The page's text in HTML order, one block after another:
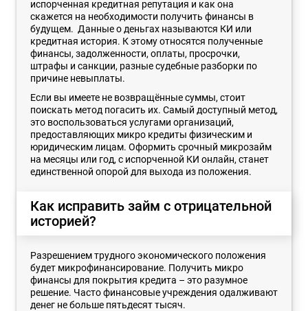
испорченная кредитная репутация и как она
скажется на необходимости получить финансы в
будущем. Данные о деньгах называются КИ или
кредитная история. К этому относятся полученные
финансы, задолженности, оплаты, просрочки,
штрафы и санкции, разные судебные разборки по
причине невыплаты.
Если вы имеете не возвращённые суммы, стоит
поискать метод погасить их. Самый доступный метод,
это воспользоваться услугами организаций,
предоставляющих микро кредиты физическим и
юридическим лицам. Оформить срочный микрозайм
на месяцы или год, с испорченной КИ онлайн, станет
единственной опорой для выхода из положения.
Как исправить займ с отрицательной
историей?
Разрешением трудного экономического положения
будет микрофинансирование. Получить микро
финансы для покрытия кредита – это разумное
решение. Часто финансовые учреждения одалживают
денег не больше пятьдесят тысяч.